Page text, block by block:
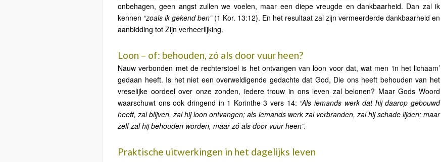
onbehagen, geen angst zullen we voelen, maar een diepe vreugde en dankbaarheid. Dan zal ik
kennen “zoals ik gekend ben”(1 Kor. 13:12). En het resultaat zal zijn vermeerderde dankbaarheid en
aanbidding tot Zijn verheerlijking.
Loon – of: behouden, zó als door vuur heen?
Nauw verbonden met de rechterstoel is het ontvangen van loon voor dat, wat men ‘in het lichaam’
gedaan heeft. Is het niet een overweldigende gedachte dat God, Die ons heeft behouden van het
vreselijke oordeel over onze zonden, iedere trouw in ons leven zal belonen? Maar Gods Woord
waarschuwt ons ook dringend in 1 Korinthe 3 vers 14: “Als iemands werk dat hij daarop gebouwd
heeft, zal blijven, zal hij loon ontvangen; als iemands werk zal verbranden, zal hij schade lijden; maar
zelf zal hij behouden worden, maar zó als door vuur heen”.
Praktische uitwerkingen in het dagelijks leven